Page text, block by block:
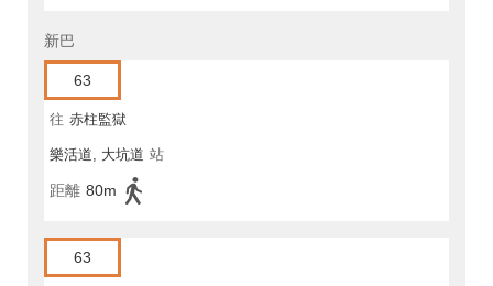
新巴
63
往 赤柱監獄
樂活道, 大坑道 站
距離 80m
63